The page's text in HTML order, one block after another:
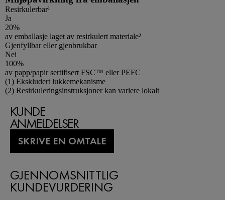
Resirkulerbar¹
Ja
20%
av emballasje laget av resirkulert materiale²
Gjenfyllbar eller gjenbrukbar
Nei
100%
av papp/papir sertifisert FSC™ eller PEFC
Footnotes
(1) Ekskludert lukkemekanisme
(2) Resirkuleringsinstruksjoner kan variere lokalt
KUNDE
ANMELDELSER
SKRIVE EN OMTALE
GJENNOMSNITTLIG
KUNDEVURDERING